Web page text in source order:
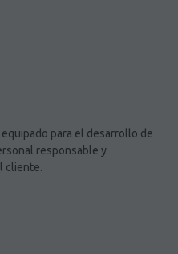
para el desarrollo de
responsable y
cliente.